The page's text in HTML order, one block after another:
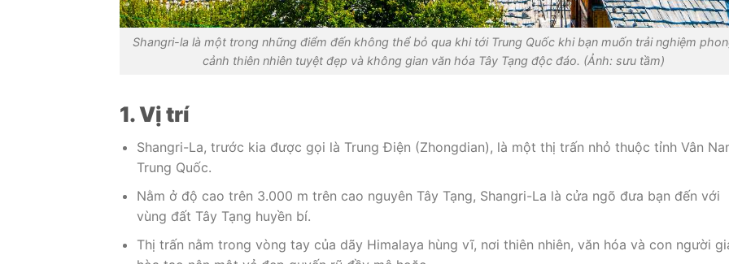
Shangri-la là một trong những điểm đến không thể bỏ qua khi tới Trung Quốc khi bạn muốn trải nghiệm
cảnh thiên nhiên tuyệt đẹp và không gian văn hóa Tây Tạng độc đáo. (Ảnh: sưu tầm)
1. Vị trí
Shangri-La, trước kia được gọi là Trung Điện (Zhongdian), là một thị trấn nhỏ thuộc tỉnh Vân
Trung Quốc.
Nằm ở độ cao trên 3.000 m trên cao nguyên Tây Tạng, Shangri-La là cửa ngõ đưa bạn đến với
vùng đất Tây Tạng huyền bí.
Thị trấn nằm trong vòng tay của dãy Himalaya hùng vĩ, nơi thiên nhiên, văn hóa và con người